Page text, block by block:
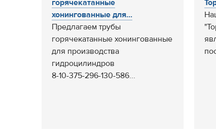
горячекатанные
хонингованные для...
Предлагаем трубы
горячекатанные хонингованные
для производства
гидроцилиндров
8-10-375-296-130-586...